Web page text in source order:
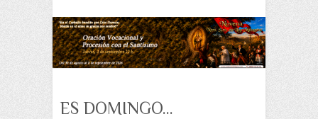
ES DOMINGO…